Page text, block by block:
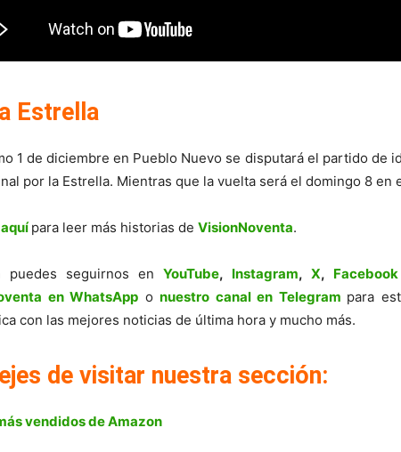
Estrella
1 de diciembre en Pueblo Nuevo se disputará el partido de
por la Estrella. Mientras que la vuelta será el domingo 8 en
para leer más historias de VisionNoventa.
puedes seguirnos en YouTube, Instagram, X, Facebook
en WhatsApp o nuestro canal en Telegram para
con las mejores noticias de última hora y mucho más.
de visitar nuestra sección:
vendidos de Amazon